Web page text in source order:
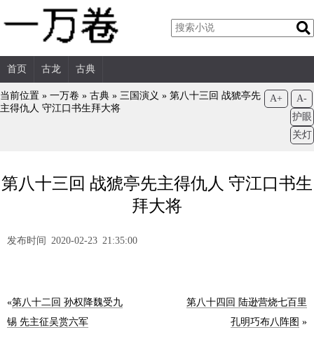
首页 古龙 古典
当前位置 » 一万卷 » 古典 » 三国演义 » 第八十三回 战猇亭先
主得仇人 守江口书生拜大将
A+
A-
护眼
关灯
第八十三回 战猇亭先主得仇人 守江口书生
拜大将
发布时间 2020-02-23 21:35:00
«第八十二回 孙权降魏受九
锡 先主征吴赏六军
第八十四回 陆逊营烧七百里
孔明巧布八阵图 »